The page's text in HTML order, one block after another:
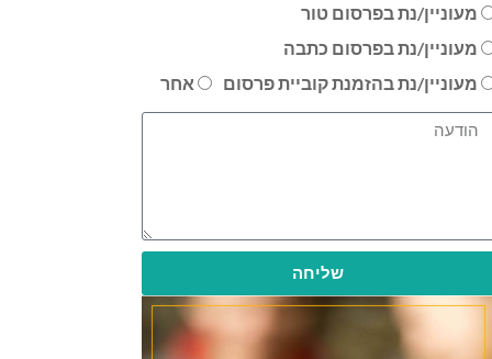
מעוניין/נת בפרסום טור
מעוניין/נת בפרסום כתבה
מעוניין/נת בהזמנת קוביית פרסום
אחר
שליחה